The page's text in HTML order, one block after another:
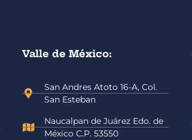
Valle de México:
San Andres Atoto 16-A, Col.
San Esteban
Naucalpan de Juárez Edo. de
México C.P. 53550